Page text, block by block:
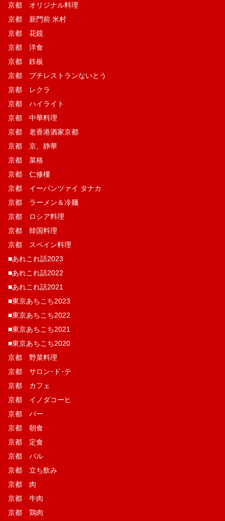
京都 オリジナル料理
京都 新門前 米村
京都 花鏡
京都 洋食
京都 鉄板
京都 プチレストランないとう
京都 レクラ
京都 ハイライト
京都 中華料理
京都 老香港酒家京都
京都 京、静華
京都 菜格
京都 仁修樓
京都 イーパンツァイ タナカ
京都 ラーメン＆冷麺
京都 ロシア料理
京都 韓国料理
京都 スペイン料理
■あれこれ話2023
■あれこれ話2022
■あれこれ話2021
■東京あちこち2023
■東京あちこち2022
■東京あちこち2021
■東京あちこち2020
京都 野菜料理
京都 サロン･ド･テ
京都 カフェ
京都 イノダコーヒ
京都 バー
京都 朝食
京都 定食
京都 バル
京都 立ち飲み
京都 肉
京都 牛肉
京都 鶏肉